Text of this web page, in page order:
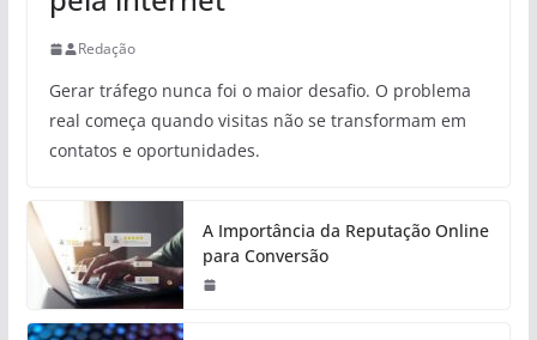
Redação
Gerar tráfego nunca foi o maior desafio. O problema
real começa quando visitas não se transformam em
contatos e oportunidades.
A Importância da Reputação Online
para Conversão